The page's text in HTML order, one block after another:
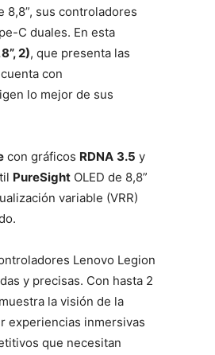
8,8”, sus controladores
C duales. En esta
2), que presenta las
con
lo mejor de sus
con gráficos RDNA 3.5 y
PureSight OLED de 8,8”
variable (VRR)
Lenovo Legion
y precisas. Con hasta 2
la visión de la
experiencias inmersivas
que necesitan